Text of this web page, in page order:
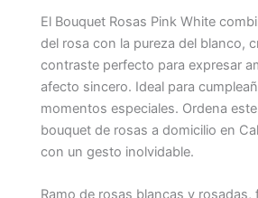
El Bouquet Rosas Pink White
del rosa con la pureza del blanco,
contraste perfecto para expresar
afecto sincero. Ideal para
momentos especiales. Ordena
bouquet de rosas a domicilio en
con un gesto inolvidable.
Ramo de rosas blancas y rosadas,